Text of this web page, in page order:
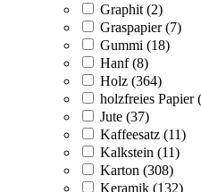
Graphit (2)
Graspapier (7)
Gummi (18)
Hanf (8)
Holz (364)
holzfreies Papier
Jute (37)
Kaffeesatz (11)
Kalkstein (11)
Karton (308)
Keramik (132)